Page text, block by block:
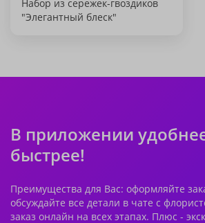
Набор из сережек-гвоздиков
"Элегантный блеск"
В приложении
быстрее!
Преимущества для Вас: оформляйте
обсуждайте все детали в чате с
заказ онлайн на всех этапах. Плюс -